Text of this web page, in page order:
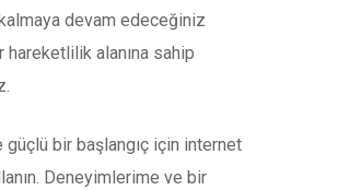
devam edeceğiniz
alanına sahip
güçlü bir başlangıç için internet
Deneyimlerime ve bir